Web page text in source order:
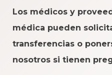
Los médicos y
médica pueden
transferencias o
nosotros si tienen